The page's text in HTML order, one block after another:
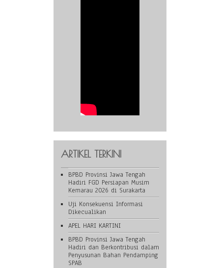
ARTIKEL TERKINI
BPBD Provinsi Jawa Tengah
Hadiri FGD Persiapan Musim
Kemarau 2026 di Surakarta
Uji Konsekuensi Informasi
Dikecualikan
APEL HARI KARTINI
BPBD Provinsi Jawa Tengah
Hadiri dan Berkontribusi dalam
Penyusunan Bahan Pendamping
SPAB